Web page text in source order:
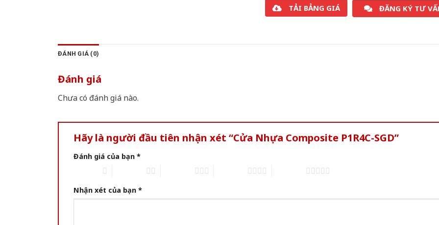
TẢI BẢNG GIÁ ĐĂNG KÝ TƯ
ĐÁNH GIÁ (0)
Đánh giá
Chưa có đánh giá nào.
Hãy là người đầu tiên nhận xét “Cửa Nhựa Composite P1R4C-SGD”
Đánh giá của bạn *
Nhận xét của bạn *